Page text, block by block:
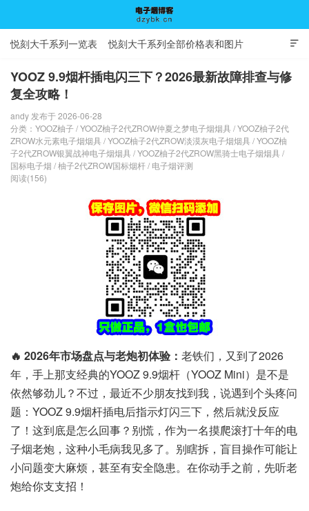

悦刻大千系列一览表 悦刻大千系列全部价格表和图片
YOOZ 9.9烟杆插电闪三下？2026最新故障排查与修
复全攻略！
andy 发布于 2026-06-28
分类： YOOZ柚子/YOOZ柚子2代ZROW仲夏之梦电子烟烟具 /YOOZ柚子2代
ZROW水元素电子烟烟具 /YOOZ柚子2代ZROW淡漠灰电子烟烟具 /YOOZ柚
子2代ZROW银翼战神电子烟烟具 /YOOZ柚子2代ZROW黑骑士电子烟烟具 /
国标电子烟 /柚子2代ZROW国标烟杆/ 电子烟评测
阅读(156)
🔥 2026年市场盘点与老炮初体验： 老铁们，又到了2026
年，手上那支经典的YOOZ 9.9烟杆（YOOZ Mini）是不是
依然够劲儿？不过，最近不少朋友找到我，说遇到个头疼问
题：YOOZ 9.9烟杆插电后指示灯闪三下，然后就没反应
了！这到底是怎么回事？别慌，作为一名摸爬滚打十年的电
子烟老炮，这种小毛病我见多了。别瞎拆，盲目操作可能让
小问题变大麻烦，甚至有安全隐患。在你动手之前，先听老
炮给你支支招！